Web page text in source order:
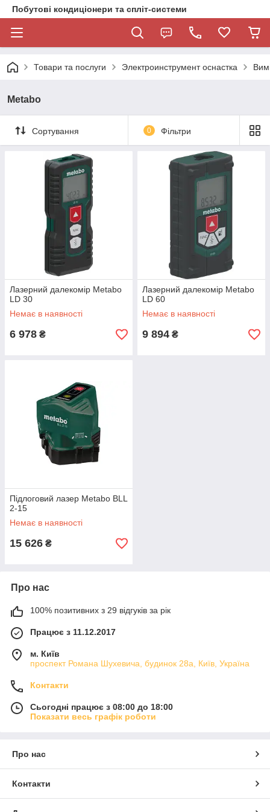
Побутові кондиціонери та спліт-системи
Товари та послуги Электроинструмент оснастка
Metabo
Сортування 0 Фільтри
Лазерний далекомір Metabo
LD 30
Немає в наявності
6 978 ₴
Лазерний далекомір Metabo
LD 60
Немає в наявності
9 894 ₴
Підлоговий лазер Metabo BLL
2-15
Немає в наявності
15 626 ₴
Про нас
100% позитивних з 29 відгуків за рік
Працює з 11.12.2017
м. Київ
проспект Романа Шухевича, будинок 28а, Київ, Україна
Контакти
Сьогодні працює з 08:00 до 18:00
Показати весь графік роботи
Про нас
Контакти